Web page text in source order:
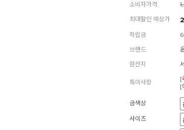
소비자가격
최대할인 예상가
적립금
브랜드
원산지
특이사항
[
[
금색상
사이즈